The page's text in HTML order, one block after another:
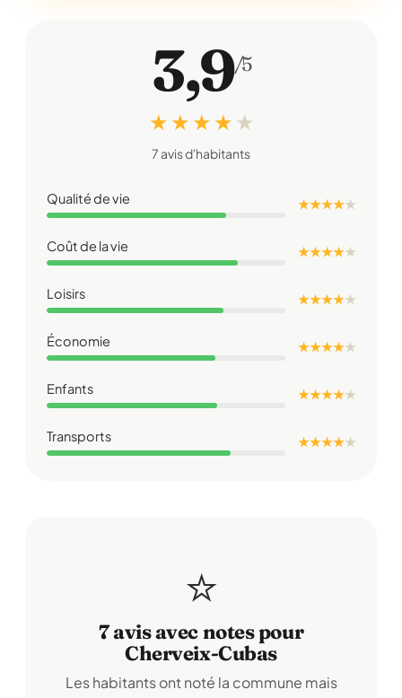
3,9/5
★ ★ ★ ★ ★
7 avis d'habitants
Qualité de vie ★ ★ ★ ★★
Coût de la vie ★ ★ ★ ★★
Loisirs ★ ★ ★ ★★
Économie ★ ★ ★ ★★
Enfants ★ ★ ★ ★★
Transports ★ ★ ★ ★★
⭐
7 avis avec notes pour
Cherveix-Cubas
Les habitants ont noté la commune mais